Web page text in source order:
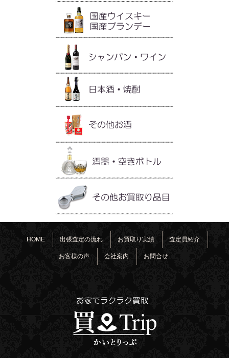
HOME 出張査定の流れ お買取り実績 査定員紹介
お客様の声 会社案内 お問合せ